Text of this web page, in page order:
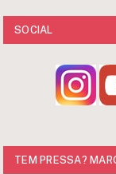
SOCIAL
TEM PRESSA?